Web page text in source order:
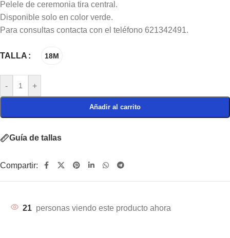
Pelele de ceremonia tira central.
Disponible solo en color verde.
Para consultas contacta con el teléfono 621342491.
TALLA 18M
- +
Añadir al carrito
Guía de tallas
Compartir:
21 personas viendo este producto ahora